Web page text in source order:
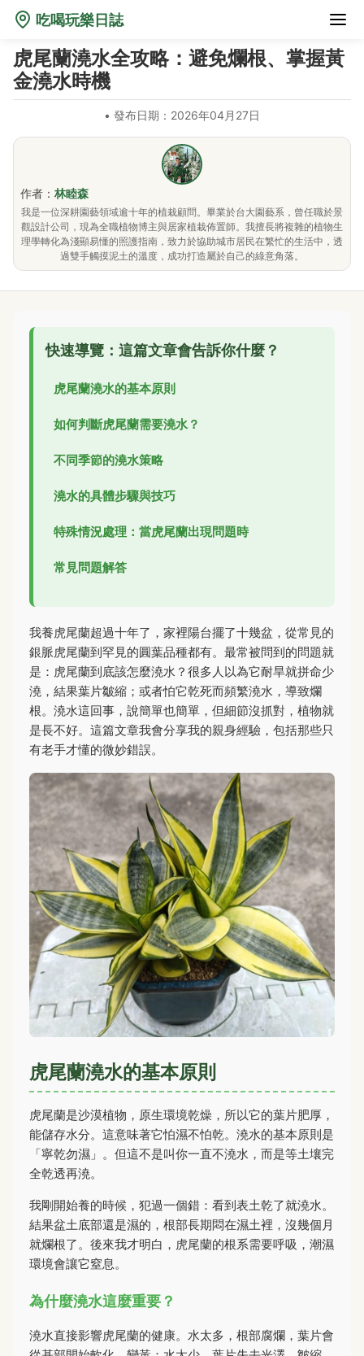
吃喝玩樂日誌
虎尾蘭澆水全攻略：避免爛根、掌握黃
金澆水時機
• 發布日期：2026年04月27日
作者： 林睦森
我是一位深耕園藝領域逾十年的植栽顧問。畢業於台大園藝系，曾任職於景
觀設計公司，現為全職植物博主與居家植栽佈置師。我擅長將複雜的植物生
理學轉化為淺顯易懂的照護指南，致力於協助城市居民在繁忙的生活中，透
過雙手觸摸泥土的溫度，成功打造屬於自己的綠意角落。
快速導覽：這篇文章會告訴你什麼？
虎尾蘭澆水的基本原則
如何判斷虎尾蘭需要澆水？
不同季節的澆水策略
澆水的具體步驟與技巧
特殊情況處理：當虎尾蘭出現問題時
常見問題解答
我養虎尾蘭超過十年了，家裡陽台擺了十幾盆，從常見的
銀脈虎尾蘭到罕見的圓葉品種都有。最常被問到的問題就
是：虎尾蘭到底該怎麼澆水？很多人以為它耐旱就拼命少
澆，結果葉片皺縮；或者怕它乾死而頻繁澆水，導致爛
根。澆水這回事，說簡單也簡單，但細節沒抓對，植物就
是長不好。這篇文章我會分享我的親身經驗，包括那些只
有老手才懂的微妙錯誤。
虎尾蘭澆水的基本原則
虎尾蘭是沙漠植物，原生環境乾燥，所以它的葉片肥厚，
能儲存水分。這意味著它怕濕不怕乾。澆水的基本原則是
「寧乾勿濕」。但這不是叫你一直不澆水，而是等土壤完
全乾透再澆。
我剛開始養的時候，犯過一個錯：看到表土乾了就澆水。
結果盆土底部還是濕的，根部長期悶在濕土裡，沒幾個月
就爛根了。後來我才明白，虎尾蘭的根系需要呼吸，潮濕
環境會讓它窒息。
為什麼澆水這麼重要？
澆水直接影響虎尾蘭的健康。水太多，根部腐爛，葉片會